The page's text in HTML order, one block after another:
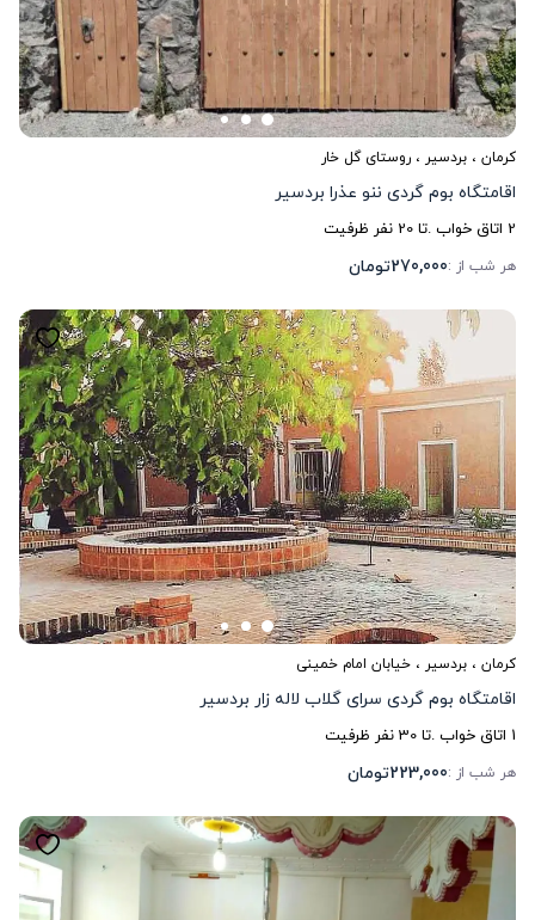
کرمان ، بردسیر ، روستای گل خار
اقامتگاه بوم گردی ننو عذرا بردسیر
2 اتاق خواب .تا20 نفر ظرفیت
هر شب از :270,000تومان
کرمان ، بردسیر ، خیابان امام خمینی
اقامتگاه بوم گردی سرای گلاب لاله زار بردسیر
1 اتاق خواب .تا30نفر ظرفیت
هر شب از :223,000تومان